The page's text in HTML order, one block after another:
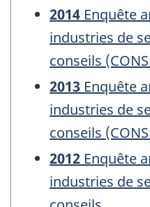
2014 Enquête
industries de
conseils
2013 Enquête
industries de
conseils
2012 Enquête
industries de